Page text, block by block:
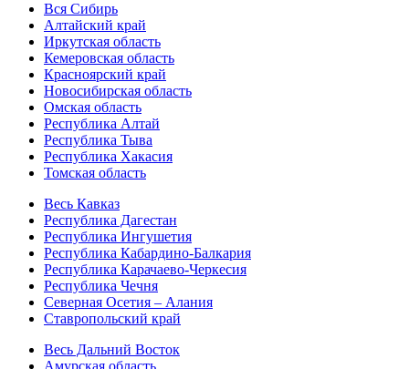
Вся Сибирь
Алтайский край
Иркутская область
Кемеровская область
Красноярский край
Новосибирская область
Омская область
Республика Алтай
Республика Тыва
Республика Хакасия
Томская область
Весь Кавказ
Республика Дагестан
Республика Ингушетия
Республика Кабардино-Балкария
Республика Карачаево-Черкесия
Республика Чечня
Северная Осетия – Алания
Ставропольский край
Весь Дальний Восток
Амурская область